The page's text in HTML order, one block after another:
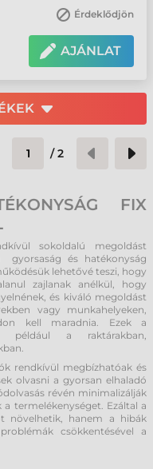
Érdeklődjön
AJÁNLAT
/2
FIX
sokoldalú megoldást
gyorsaság és hatékonyság
lehetővé teszi, hogy
zajlanak anélkül, hogy
és kiváló megoldást
vagy munkahelyeken,
kell maradnia. Ezek a
például a raktárakban,
rendkívül megbízhatóak és
olvasni a gyorsan elhaladó
révén minimalizálják
termelékenységet. Ezáltal a
növelhetik, hanem a hibák
csökkentésével a